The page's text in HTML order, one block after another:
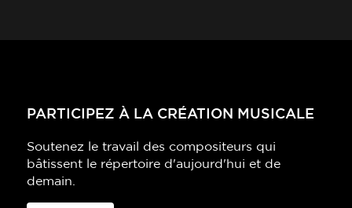
PARTICIPEZ À LA CRÉATION MUSICALE
Soutenez le travail des compositeurs qui
bâtissent le répertoire d'aujourd'hui et de
demain.